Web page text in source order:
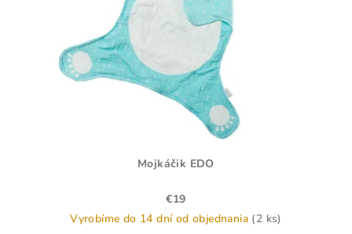
Mojkáčik EDO
€19
Vyrobíme do 14 dní od objednania (2 ks)